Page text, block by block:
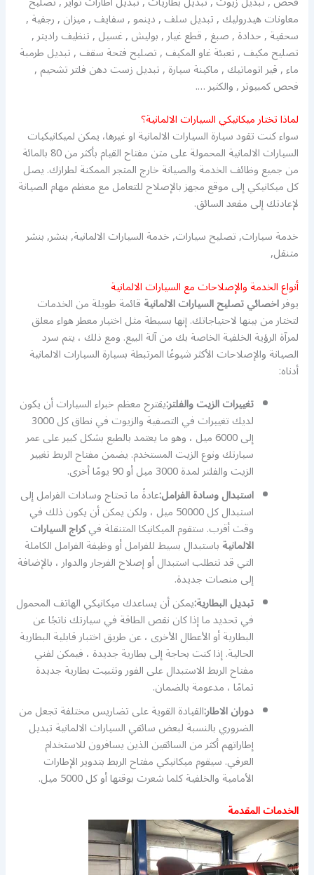
معاونات هيدروليك , تبديل سلف , دينمو , سفايف , ميزان , رجفية ,
سحقية , حدادة , صبغ , قطع غيار , بوليش , غسيل , تنظيف راديتر ,
تصليح مكيف , تعبئة غاو المكيف , تصليح فتحة سقف , تبديل طرمبة
ماء , قير اتوماتيك , ماكينة سيارة , تبديل زست دهن فلتر تشحيم ,
فحص كمبيوتر , والكثير ….
لماذا تختار ميكانيكي السيارات الالمانية؟
سواء كنت تقود سيارة السيارات الالمانية او غيرها، يمكن لميكانيكيات
السيارات الالمانية المحمولة على متن مفتاح القيام بأكثر من 80 بالمائة
من جميع وظائف الخدمة والصيانة خارج المتجر الممكنة لطرازك. يصل
كل ميكانيكي إلى موقع مجهز بالإصلاح للتعامل مع معظم مهام الصيانة
لإعادتك إلى مقعد السائق.
خدمة سيارات, تصليح سيارات, خدمة السيارات الالمانية, بنشر, بنشر
متنقل,
أنواع الخدمة والإصلاحات مع السيارات الالمانية
يوفراخصائي تصليح السيارات الالمانيةقائمة طويلة من الخدمات
لتختار من بينها لاحتياجاتك. إنها بسيطة مثل اختيار معطر هواء معلق
لمرآة الرؤية الخلفية الخاصة بك من آلة البيع. ومع ذلك ، يتم سرد
الصيانة والإصلاحات الأكثر شيوعًا المرتبطة بسيارة السيارات الالمانية
أدناه:
تغييرات الزيت والفلتر:يقترح معظم خبراء السيارات أن يكون
لديك تغييرات في التصفية والزيوت في نطاق كل 3000
إلى 6000 ميل ، وهو ما يعتمد بالطبع بشكل كبير على عمر
سيارتك ونوع الزيت المستخدم. يضمن مفتاح الربط تغيير
الزيت والفلتر لمدة 3000 ميل أو 90 يومًا أخرى.
استبدال وسادة الفرامل:عادةً ما تحتاج وسادات الفرامل إلى
استبدال كل 50000 ميل ، ولكن يمكن أن يكون ذلك في
وقت أقرب. ستقوم الميكانيكا المتنقلة فيكراج السيارات
الالمانيةباستبدال بسيط للفرامل أو وظيفة الفرامل الكاملة
التي قد تتطلب استبدال أو إصلاح الفرجار والدوار ، بالإضافة
إلى منصات جديدة.
تبديل البطارية:يمكن أن يساعدك ميكانيكي الهاتف المحمول
في تحديد ما إذا كان نقص الطاقة في سيارتك ناتجًا عن
البطارية أو الأعطال الأخرى ، عن طريق اختبار قابلية البطارية
الحالية. إذا كنت بحاجة إلى بطارية جديدة ، فيمكن لفني
مفتاح الربط الاستبدال على الفور وتثبيت بطارية جديدة
تمامًا ، مدعومة بالضمان.
دوران الاطار:القيادة القوية على تضاريس مختلفة تجعل من
الضروري بالنسبة لبعض سائقي السيارات الالمانية تبديل
إطاراتهم أكثر من السائقين الذين يسافرون للاستخدام
العرفي. سيقوم ميكانيكي مفتاح الربط بتدوير الإطارات
الأمامية والخلفية كلما شعرت بوقتها أو كل 5000 ميل.
الخدمات المقدمة